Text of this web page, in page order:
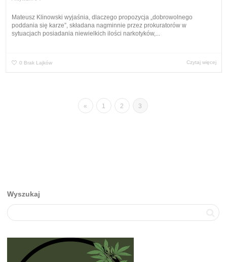
Mateusz Klinowski wyjaśnia, dlaczego propozycja „dobrowolnego
poddania się karze”, składana nagminnie przez prokuratorów w
sytuacjach posiadania niewielkich ilości narkotyków,...
0 Brak Lajków Czytaj więcej
« 1 2 3
Wyszukaj